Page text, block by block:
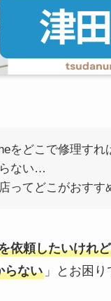
をどこで修理すれ
ない…
ってどこがおすす
依頼したいけれ
らない」とお困り